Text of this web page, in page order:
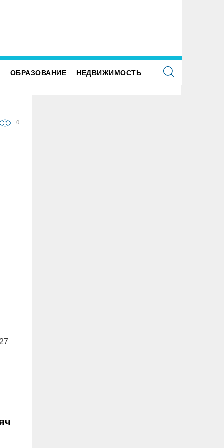
ОБРАЗОВАНИЕ НЕДВИЖИМОСТЬ
0